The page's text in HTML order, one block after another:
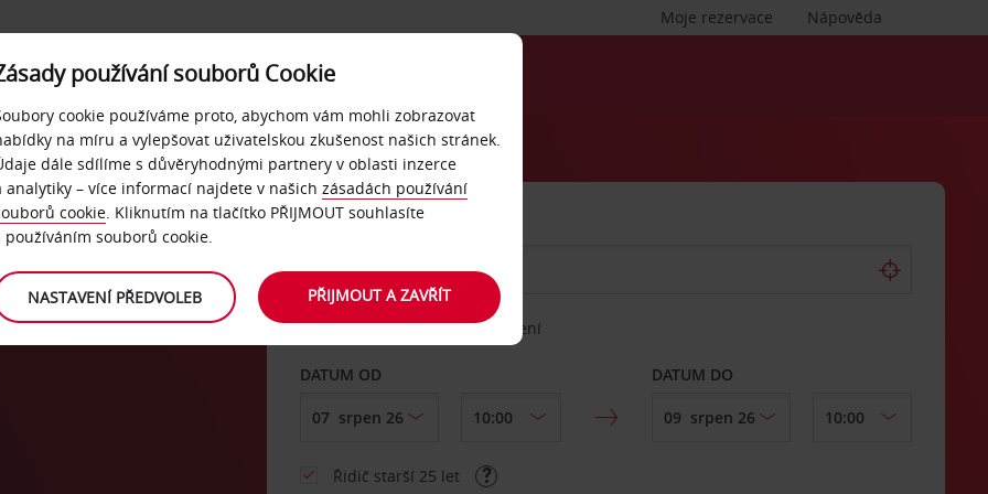
Nápověda
Moje rezervace
NAŠE SLUŽBY FIREMNÍ ZÁKAZNÍCI
Vyberte si jiné místo vrácení
DATUM OD DATUM DO
Řidič starší 25 let
používání souborů Cookie
cookie používáme proto, abychom vám mohli zobrazovat
na míru a vylepšovat uživatelskou zkušenost našich stránek.
dále sdílíme s důvěryhodnými partnery v oblasti inzerce
analytiky – více informací najdete v našich zásadách používání
cookie. Kliknutím na tlačítko PŘIJMOUT souhlasíte
používáním souborů cookie.
NASTAVENÍ PŘEDVOLEB PŘIJMOUT A ZAVŘÍT